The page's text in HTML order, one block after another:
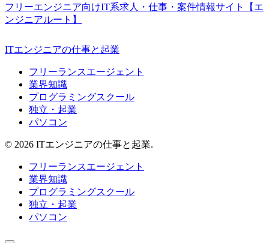
フリーエンジニア向けIT系求人・仕事・案件情報サイト【エ
ンジニアルート】
ITエンジニアの仕事と起業
フリーランスエージェント
業界知識
プログラミングスクール
独立・起業
パソコン
© 2026 ITエンジニアの仕事と起業.
フリーランスエージェント
業界知識
プログラミングスクール
独立・起業
パソコン